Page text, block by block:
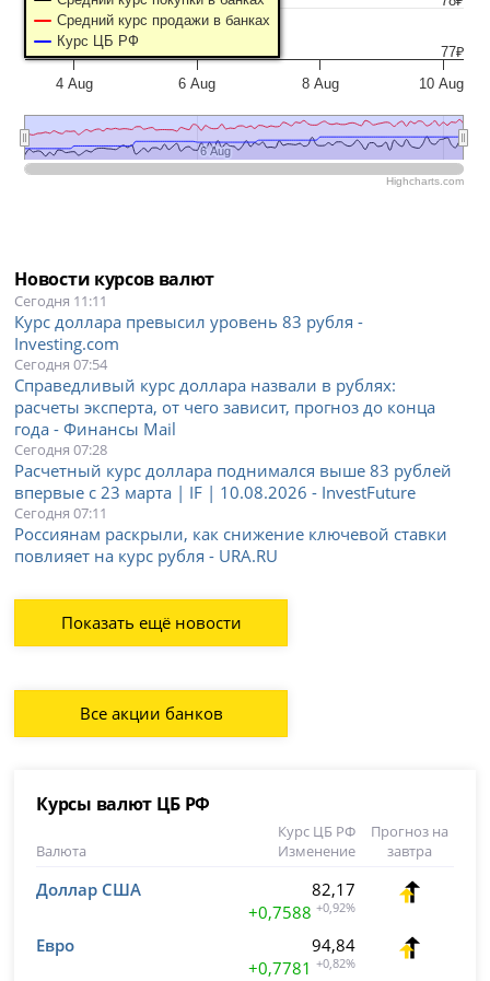
Средний курс продажи в банках
Курс ЦБ РФ
4 Aug 6 Aug 8 Aug 10 Aug
6 Aug
6 Aug
77₽
Highcharts.com
Новости курсов валют
Сегодня 11:11
Курс доллара превысил уровень 83 рубля -
Investing.com
Сегодня 07:54
Справедливый курс доллара назвали в рублях:
расчеты эксперта, от чего зависит, прогноз до конца
года - Финансы Mail
Сегодня 07:28
Расчетный курс доллара поднимался выше 83 рублей
впервые с 23 марта | IF | 10.08.2026 - InvestFuture
Сегодня 07:11
Россиянам раскрыли, как снижение ключевой ставки
повлияет на курс рубля - URA.RU
Показать ещё новости
Все акции банков
Курсы валют ЦБ РФ
Валюта
Курс ЦБ РФ
Изменение
Прогноз на
завтра
Доллар США
82,17
+0,7588 +0,92%
Евро
94,84
+0,7781 +0,82%